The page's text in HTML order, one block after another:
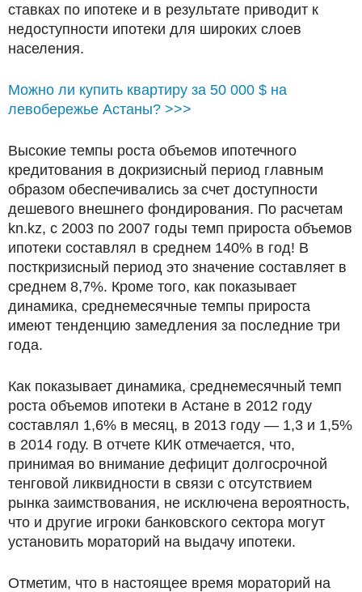
ставках по ипотеке и в результате приводит к
недоступности ипотеки для широких слоев
населения.
Можно ли купить квартиру за 50 000 $ на
левобережье Астаны? >>>
Высокие темпы роста объемов ипотечного
кредитования в докризисный период главным
образом обеспечивались за счет доступности
дешевого внешнего фондирования. По расчетам
kn.kz, c 2003 по 2007 годы темп прироста объемов
ипотеки составлял в среднем 140% в год! В
посткризисный период это значение составляет в
среднем 8,7%. Кроме того, как показывает
динамика, среднемесячные темпы прироста
имеют тенденцию замедления за последние три
года.
Как показывает динамика, среднемесячный темп
роста объемов ипотеки в Астане в 2012 году
составлял 1,6% в месяц, в 2013 году — 1,3 и 1,5%
в 2014 году. В отчете КИК отмечается, что,
принимая во внимание дефицит долгосрочной
тенговой ликвидности в связи с отсутствием
рынка заимствования, не исключена вероятность,
что и другие игроки банковского сектора могут
установить мораторий на выдачу ипотеки.
Отметим, что в настоящее время мораторий на